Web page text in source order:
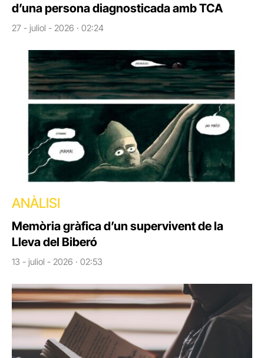
d’una persona diagnosticada amb TCA
27 - juliol - 2026 · 02:24
ANÀLISI
Memòria gràfica d’un supervivent de la
Lleva del Biberó
13 - juliol - 2026 · 02:53